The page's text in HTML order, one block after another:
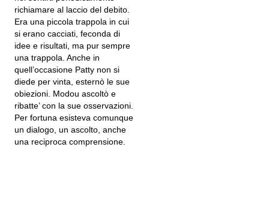
richiamare al laccio del debito.
Era una piccola trappola in cui
si erano cacciati, feconda di
idee e risultati, ma pur sempre
una trappola. Anche in
quell’occasione Patty non si
diede per vinta, esternò le sue
obiezioni. Modou ascoltò e
ribatte’ con la sue osservazioni.
Per fortuna esisteva comunque
un dialogo, un ascolto, anche
una reciproca comprensione.